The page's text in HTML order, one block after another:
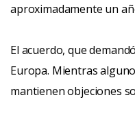
aproximadamente un
El acuerdo, que
Europa. Mientras
mantienen objeciones